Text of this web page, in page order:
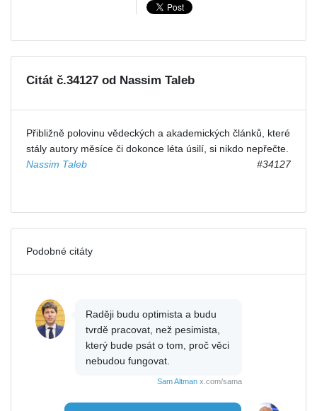
Citát č.34127 od Nassim Taleb
Přibližně polovinu vědeckých a akademických článků, které
stály autory měsíce či dokonce léta úsilí, si nikdo nepřečte.
Nassim Taleb
#34127
Podobné citáty
Raději budu optimista a budu
tvrdě pracovat, než pesimista,
který bude psát o tom, proč věci
nebudou fungovat.
Sam Altman x.com/sama